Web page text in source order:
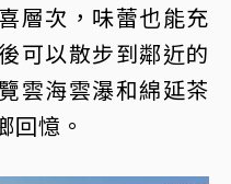
層次，味蕾也能充
可以散步到鄰近的
雲海雲瀑和綿延茶
回憶。